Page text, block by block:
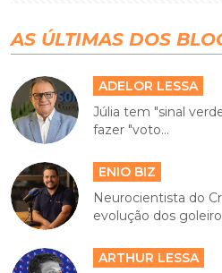
AS ÚLTIMAS DOS
ADELOR LESSA
Júlia tem "sinal
fazer "voto...
ENIO BIZ
Neurocientista do
evolução dos
ARTHUR LESSA